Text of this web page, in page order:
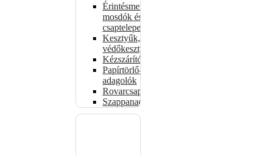
Érintésmentes
mosdók és
csaptelepek
Kesztyűk,
védőkesztyűk
Kézszárítók
Papírtörlő-
adagolók
Rovarcsapdák
Szappanadagolók